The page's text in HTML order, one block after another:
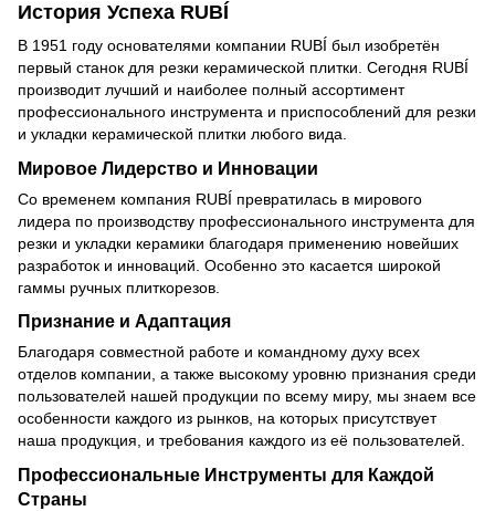
История Успеха RUBÍ
В 1951 году основателями компании RUBÍ был изобретён
первый станок для резки керамической плитки. Сегодня RUBÍ
производит лучший и наиболее полный ассортимент
профессионального инструмента и приспособлений для резки
и укладки керамической плитки любого вида.
Мировое Лидерство и Инновации
Со временем компания RUBÍ превратилась в мирового
лидера по производству профессионального инструмента для
резки и укладки керамики благодаря применению новейших
разработок и инноваций. Особенно это касается широкой
гаммы ручных плиткорезов.
Признание и Адаптация
Благодаря совместной работе и командному духу всех
отделов компании, а также высокому уровню признания среди
пользователей нашей продукции по всему миру, мы знаем все
особенности каждого из рынков, на которых присутствует
наша продукция, и требования каждого из её пользователей.
Профессиональные Инструменты для Каждой
Страны